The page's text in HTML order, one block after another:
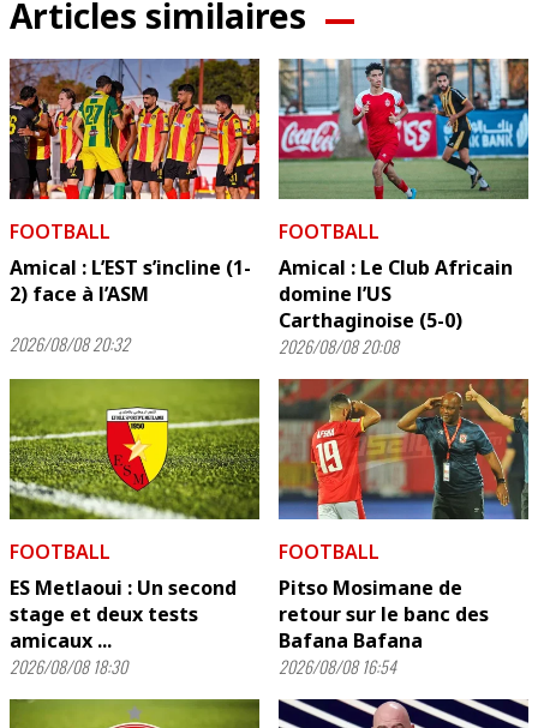
Articles similaires
FOOTBALL
Amical : L’EST s’incline (1-
2) face à l’ASM
2026/08/08 20:32
FOOTBALL
Amical : Le Club Africain
domine l’US
Carthaginoise (5-0)
2026/08/08 20:08
FOOTBALL
ES Metlaoui : Un second
stage et deux tests
amicaux ...
2026/08/08 18:30
FOOTBALL
Pitso Mosimane de
retour sur le banc des
Bafana Bafana
2026/08/08 16:54